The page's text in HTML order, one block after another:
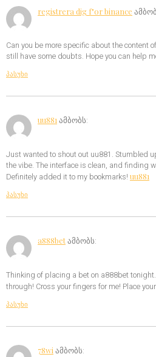
registrera dig f"or binance
Can you be more specific about the content
still have some doubts. Hope you can help
პასუხი
uu881ამბობს:
Just wanted to shout out uu881. Stumbled
the vibe. The interface is clean, and finding
Definitely added it to my bookmarks! uu881
პასუხი
a888betამბობს:
Thinking of placing a bet on a888bet
through! Cross your fingers for me! Place
პასუხი
78wi ამბობს: